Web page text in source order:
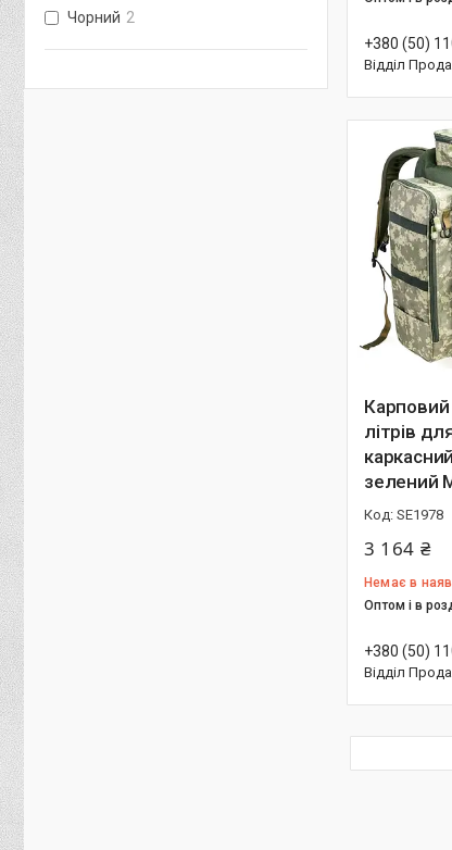
+380 (50)
Відділ
літрів
зелений
SE1978
3 164 ₴
Немає в
Оптом і в
+380 (50)
Відділ
Чорний 2